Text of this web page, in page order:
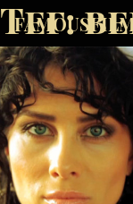
FAMOUSFILM
Тег: